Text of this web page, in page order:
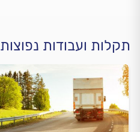
תקלות ועבודות נפוצות